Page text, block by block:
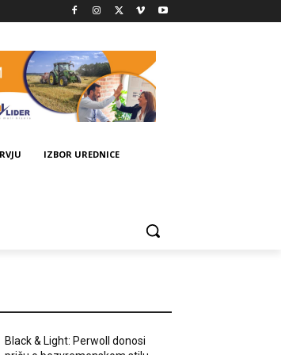
IZBOR UREDNICE
Black & Light: Perwoll donosi